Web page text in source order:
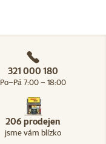
321 000 180
Po–Pá 7:00 – 18:00
206 prodejen
jsme vám blízko